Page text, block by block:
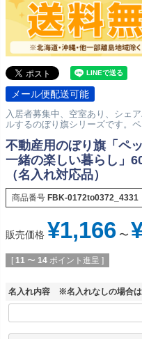
メール便配送可能
入居者募集中、空室あり、シェ
ルするのぼり旗シリーズです。
不動産用のぼり旗「ペ
一緒の楽しい暮らし」
（名入れ対応品）
商品番号 FBK-0172to0372_4331
販売価格 ¥1,166 〜
[ 11 〜 14 ポイント進呈 ]
名入れ内容 ※名入れなしの場合は